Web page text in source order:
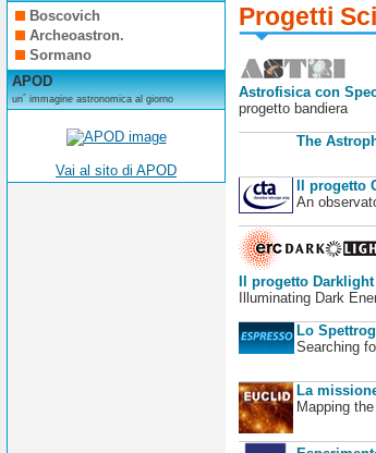
Boscovich
Archeoastron.
Sormano
APOD
un´ immagine astronomica al giorno
Vai al sito di APOD
Progetti
Astrofisica con
progetto bandiera
The
Il progetto
An
Il progetto Darklight
Illuminating Dark
Lo
Searching
La
Mapping